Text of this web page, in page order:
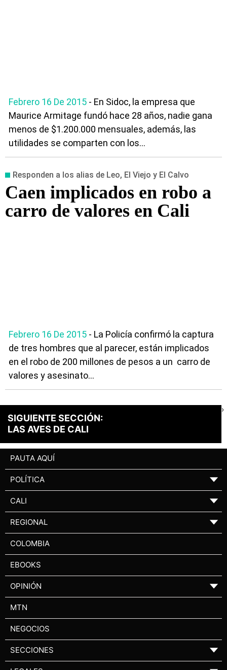
Febrero 16 De 2015 - En Sidoc, la empresa que
Maurice Armitage fundó hace 28 años, nadie gana
menos de $1.200.000 mensuales, además, las
utilidades se comparten con los...
Responden a los alias de Leo, El Viejo y El Calvo
Caen implicados en robo a
carro de valores en Cali
Febrero 16 De 2015 - La Policía confirmó la captura
de tres hombres que al parecer, están implicados
en el robo de 200 millones de pesos a un carro de
valores y asesinato...
SIGUIENTE SECCIÓN:
LAS AVES DE CALI
›
PAUTA AQUÍ
POLÍTICA ▼
CALI ▼
REGIONAL ▼
COLOMBIA
EBOOKS
OPINIÓN ▼
MTN
NEGOCIOS
SECCIONES ▼